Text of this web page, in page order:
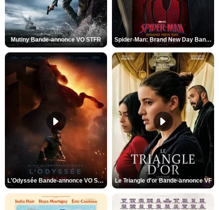
Mutiny Bande-annonce VO STFR Spider-Man: Brand New Day Bande-annonce VO STFR
L'Odyssée Bande-annonce VO STFR Le Triangle d'or Bande-annonce VF